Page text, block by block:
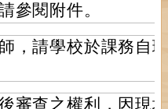
參閱附件。
，請學校於課務自
審查之權利，因現